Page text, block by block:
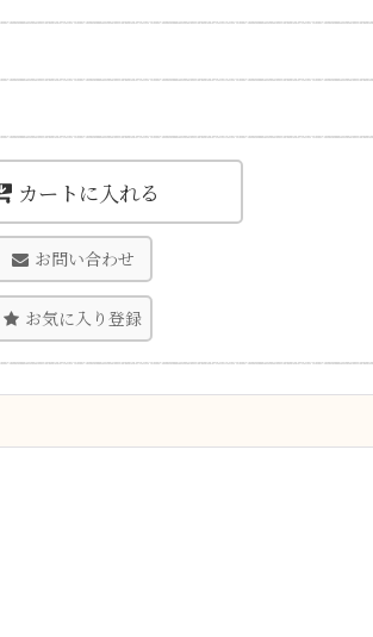
カートに入れる
お問い合わせ
お気に入り登録